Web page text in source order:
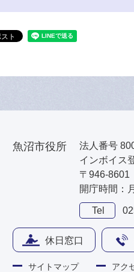
魚沼市役所
法人番号
インボイス
〒946-
開庁時間：
Tel
休日窓口
サイトマップ アク